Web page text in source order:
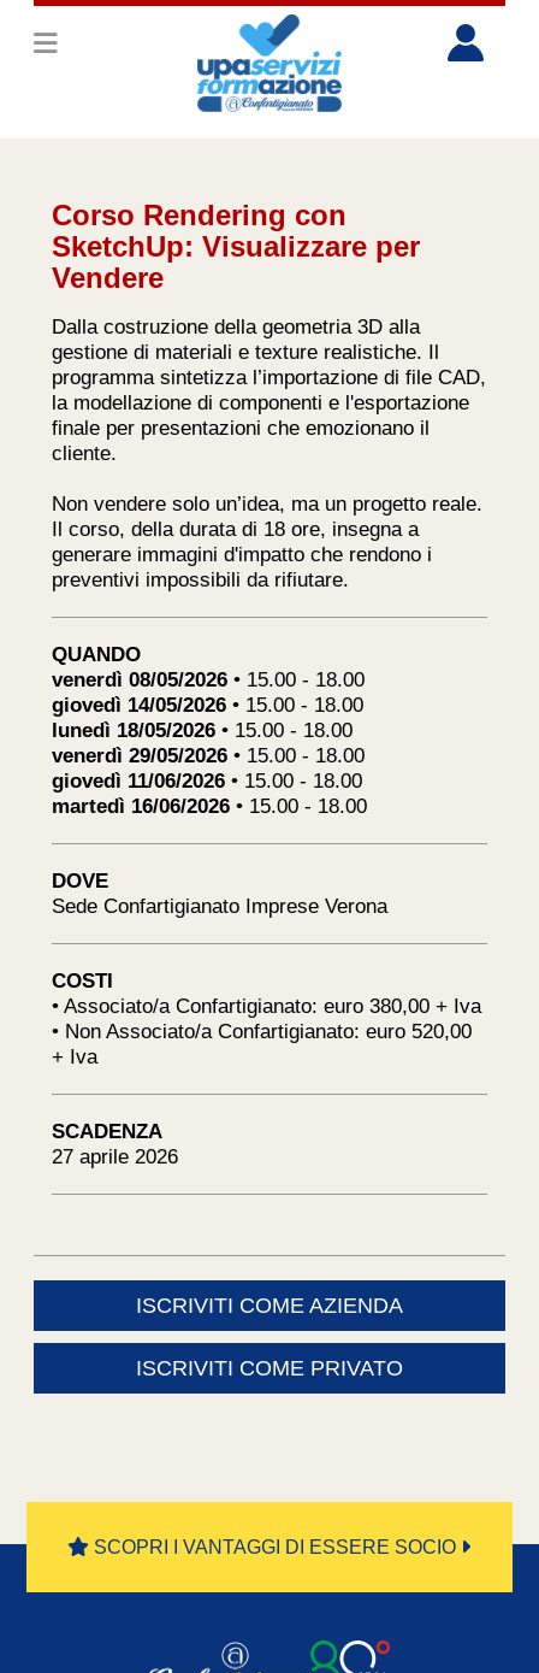
Corso Rendering con
SketchUp: Visualizzare per
Vendere
Dalla costruzione della geometria 3D alla
gestione di materiali e texture realistiche. Il
programma sintetizza l’importazione di file CAD,
la modellazione di componenti e l'esportazione
finale per presentazioni che emozionano il
cliente.
Non vendere solo un’idea, ma un progetto reale.
Il corso, della durata di 18 ore, insegna a
generare immagini d'impatto che rendono i
preventivi impossibili da rifiutare.
QUANDO
venerdì 08/05/2026 • 15.00 - 18.00
giovedì 14/05/2026 • 15.00 - 18.00
lunedì 18/05/2026 • 15.00 - 18.00
venerdì 29/05/2026 • 15.00 - 18.00
giovedì 11/06/2026 • 15.00 - 18.00
martedì 16/06/2026 • 15.00 - 18.00
DOVE
Sede Confartigianato Imprese Verona
COSTI
• Associato/a Confartigianato: euro 380,00 + Iva
• Non Associato/a Confartigianato: euro 520,00
+ Iva
SCADENZA
27 aprile 2026
ISCRIVITI COME AZIENDA
ISCRIVITI COME PRIVATO
SCOPRI I VANTAGGI DI ESSERE SOCIO